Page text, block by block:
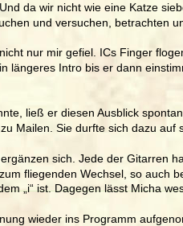
da wir nicht wie eine Katze
und versuchen, betrachten
nur mir gefiel. ICs Finger
längeres Intro bis er dann
ließ er diesen Ausblick
Mailen. Sie durfte sich dazu auf
sich. Jede der Gitarren
fliegenden Wechsel, so auch
„i“ ist. Dagegen lässt Micha
wieder ins Programm